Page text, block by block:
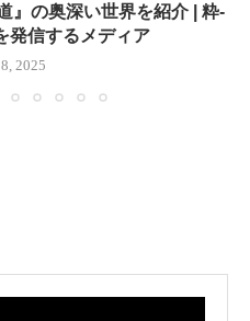
』の奥深い世界を紹介 | 粋-
発信するメディア
2025